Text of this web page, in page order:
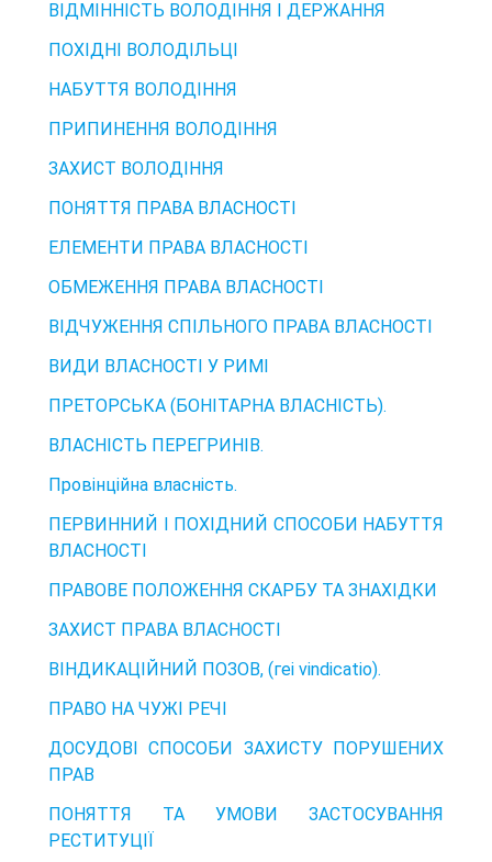
ВІДМІННІСТЬ ВОЛОДІННЯ І ДЕРЖАННЯ
ПОХІДНІ ВОЛОДІЛЬЦІ
НАБУТТЯ ВОЛОДІННЯ
ПРИПИНЕННЯ ВОЛОДІННЯ
ЗАХИСТ ВОЛОДІННЯ
ПОНЯТТЯ ПРАВА ВЛАСНОСТІ
ЕЛЕМЕНТИ ПРАВА ВЛАСНОСТІ
ОБМЕЖЕННЯ ПРАВА ВЛАСНОСТІ
ВІДЧУЖЕННЯ СПІЛЬНОГО ПРАВА ВЛАСНОСТІ
ВИДИ ВЛАСНОСТІ У РИМІ
ПРЕТОРСЬКА (БОНІТАРНА ВЛАСНІСТЬ).
ВЛАСНІСТЬ ПЕРЕГРИНІВ.
Провінційна власність.
ПЕРВИННИЙ І ПОХІДНИЙ СПОСОБИ НАБУТТЯ
ВЛАСНОСТІ
ПРАВОВЕ ПОЛОЖЕННЯ СКАРБУ ТА ЗНАХІДКИ
ЗАХИСТ ПРАВА ВЛАСНОСТІ
ВІНДИКАЦІЙНИЙ ПОЗОВ, (геі vindicatio).
ПРАВО НА ЧУЖІ РЕЧІ
ДОСУДОВІ СПОСОБИ ЗАХИСТУ ПОРУШЕНИХ
ПРАВ
ПОНЯТТЯ ТА УМОВИ ЗАСТОСУВАННЯ
РЕСТИТУЦІЇ